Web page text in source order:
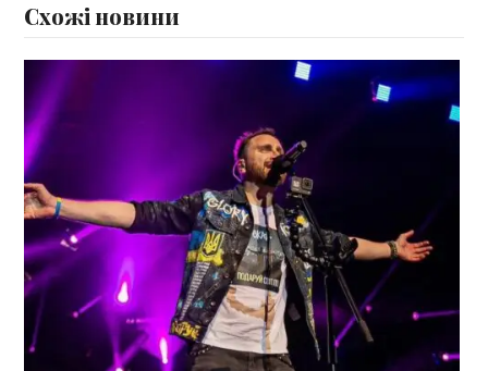
Схожі новини